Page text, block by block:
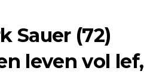
Sauer (72)
leven vol lef,